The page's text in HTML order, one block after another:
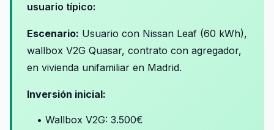
usuario típico:
Escenario: Usuario con Nissan Leaf (60 kWh),
wallbox V2G Quasar, contrato con agregador,
en vivienda unifamiliar en Madrid.
Inversión inicial:
• Wallbox V2G: 3.500€